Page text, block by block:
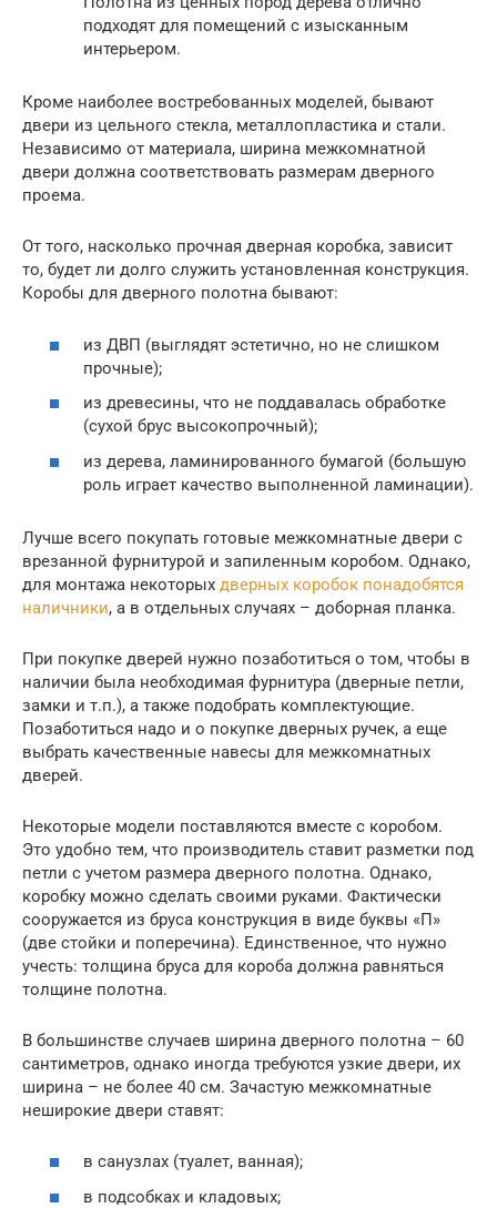
подходят для помещений с изысканным
интерьером.
Кроме наиболее востребованных моделей, бывают
двери из цельного стекла, металлопластика и стали.
Независимо от материала, ширина межкомнатной
двери должна соответствовать размерам дверного
проема.
От того, насколько прочная дверная коробка, зависит
то, будет ли долго служить установленная конструкция.
Коробы для дверного полотна бывают:
из ДВП (выглядят эстетично, но не слишком
прочные);
из древесины, что не поддавалась обработке
(сухой брус высокопрочный);
из дерева, ламинированного бумагой (большую
роль играет качество выполненной ламинации).
Лучше всего покупать готовые межкомнатные двери с
врезанной фурнитурой и запиленным коробом. Однако,
для монтажа некоторых дверных коробок понадобятся
наличники, а в отдельных случаях – доборная планка.
При покупке дверей нужно позаботиться о том, чтобы в
наличии была необходимая фурнитура (дверные петли,
замки и т.п.), а также подобрать комплектующие.
Позаботиться надо и о покупке дверных ручек, а еще
выбрать качественные навесы для межкомнатных
дверей.
Некоторые модели поставляются вместе с коробом.
Это удобно тем, что производитель ставит разметки под
петли с учетом размера дверного полотна. Однако,
коробку можно сделать своими руками. Фактически
сооружается из бруса конструкция в виде буквы «П»
(две стойки и поперечина). Единственное, что нужно
учесть: толщина бруса для короба должна равняться
толщине полотна.
В большинстве случаев ширина дверного полотна – 60
сантиметров, однако иногда требуются узкие двери, их
ширина – не более 40 см. Зачастую межкомнатные
неширокие двери ставят:
в санузлах (туалет, ванная);
в подсобках и кладовых;